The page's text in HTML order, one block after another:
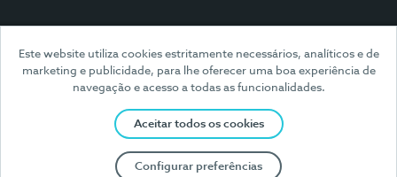
Este website utiliza cookies estritamente necessários, analíticos e de
marketing e publicidade, para lhe oferecer uma boa experiência de
navegação e acesso a todas as funcionalidades.
Aceitar todos os cookies
Configurar preferências